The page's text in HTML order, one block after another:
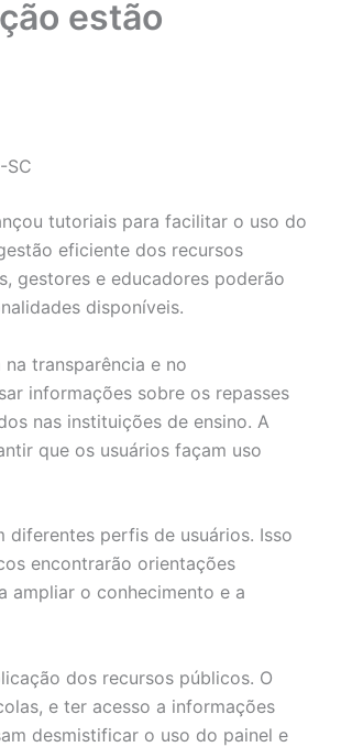
estão
SC
tutoriais para facilitar o uso do
eficiente dos recursos
gestores e educadores poderão
disponíveis.
transparência e no
informações sobre os repasses
nas instituições de ensino. A
que os usuários façam uso
perfis de usuários. Isso
encontrarão orientações
ampliar o conhecimento e a
dos recursos públicos. O
e ter acesso a informações
desmistificar o uso do painel e